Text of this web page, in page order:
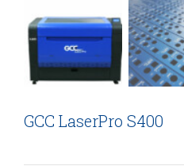
GCC LaserPro S400